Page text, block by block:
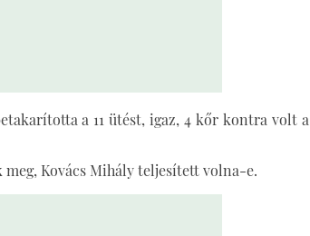
a 11 ütést, igaz, 4 kőr kontra volt a
Kovács Mihály teljesített volna-e.